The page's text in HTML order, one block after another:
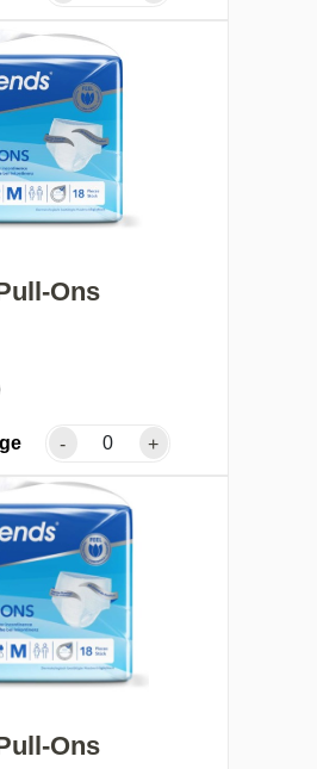
Ons
- +
Ons